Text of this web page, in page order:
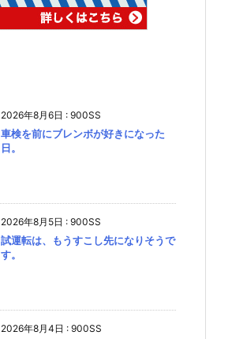
2026年8月6日 : 900SS
車検を前にブレンボが好きになった
日。
2026年8月5日 : 900SS
試運転は、もうすこし先になりそうで
す。
2026年8月4日 : 900SS